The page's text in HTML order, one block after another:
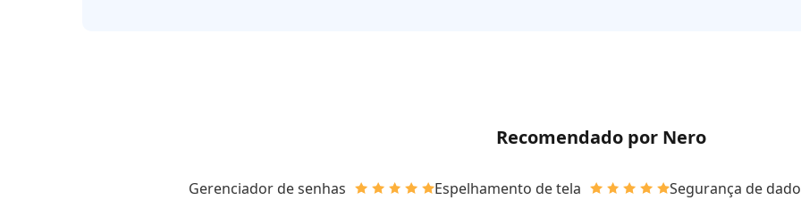
Recomendado por Nero
Gerenciador de senhas Espelhamento de tela Segurança de